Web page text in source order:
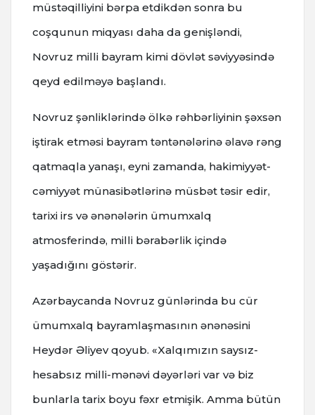
müstəqilliyini bərpa etdikdən sonra bu
coşqunun miqyası daha da genişləndi,
Novruz milli bayram kimi dövlət səviyyəsində
qeyd edilməyə başlandı.
Novruz şənliklərində ölkə rəhbərliyinin şəxsən
iştirak etməsi bayram təntənələrinə əlavə rəng
qatmaqla yanaşı, eyni zamanda, hakimiyyət-
cəmiyyət münasibətlərinə müsbət təsir edir,
tarixi irs və ənənələrin ümumxalq
atmosferində, milli bərabərlik içində
yaşadığını göstərir.
Azərbaycanda Novruz günlərinda bu cür
ümumxalq bayramlaşmasının ənənəsini
Heydər Əliyev qoyub. «Xalqımızın saysız-
hesabsız milli-mənəvi dəyərləri var və biz
bunlarla tarix boyu fəxr etmişik. Amma bütün